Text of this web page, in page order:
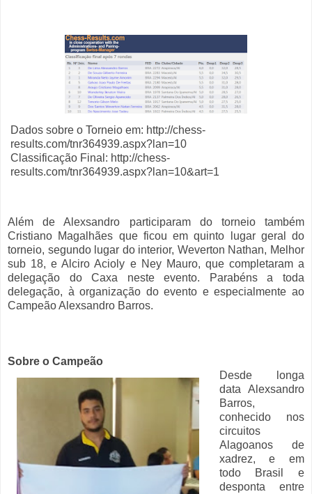
Dados sobre o Torneio em: http://chess-
results.com/tnr364939.aspx?lan=10
Classificação Final: http://chess-
results.com/tnr364939.aspx?lan=10&art=1
Além de Alexsandro participaram do torneio também
Cristiano Magalhães que ficou em quinto lugar geral do
torneio, segundo lugar do interior, Weverton Nathan, Melhor
sub 18, e Alciro Acioly e Ney Mauro, que completaram a
delegação do Caxa neste evento. Parabéns a toda
delegação, à organização do evento e especialmente ao
Campeão Alexsandro Barros.
Sobre o Campeão
Desde longa
data Alexsandro
Barros,
conhecido nos
circuitos
Alagoanos de
xadrez, e em
todo Brasil e
desponta entre